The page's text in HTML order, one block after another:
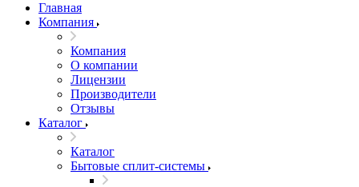
Главная
Компания
Компания
О компании
Лицензии
Производители
Отзывы
Каталог
Каталог
Бытовые сплит-системы